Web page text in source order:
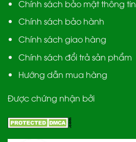
Chính sách bảo mật thông tin
Chính sách bảo hành
Chính sách giao hàng
Chính sách đổi trả sản phẩm
Hướng dẫn mua hàng
Được chứng nhận bởi